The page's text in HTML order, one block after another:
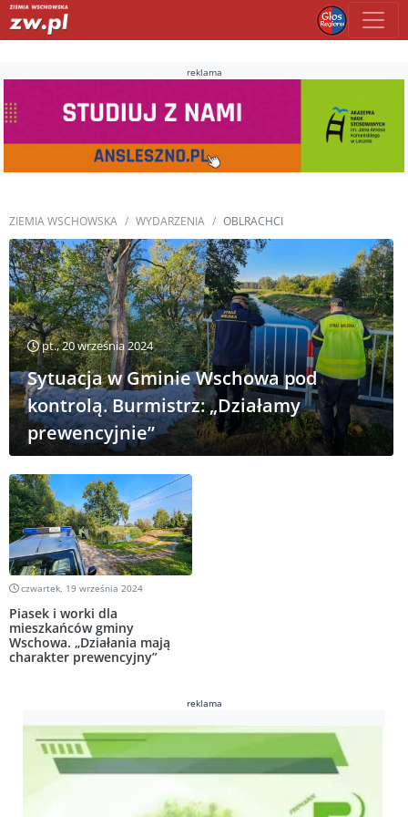
reklama
ZIEMIA WSCHOWSKA WYDARZENIA OBLRACHCI
pt., 20 września 2024
Sytuacja w Gminie Wschowa pod
kontrolą. Burmistrz: „Działamy
prewencyjnie”
czwartek, 19 września 2024
Piasek i worki dla
mieszkańców gminy
Wschowa. „Działania mają
charakter prewencyjny”
reklama